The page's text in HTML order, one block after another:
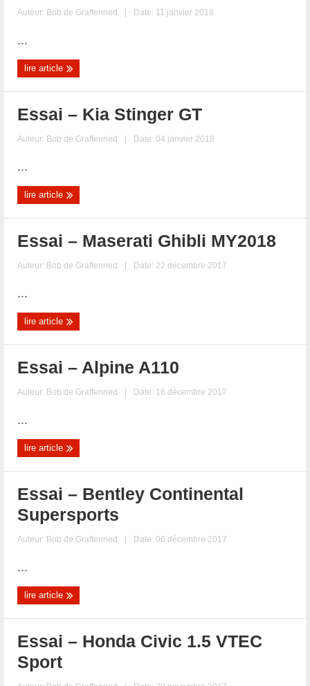
Auteur: Bob de Graffenried | Date: 11 janvier 2018
...
lire article
Essai – Kia Stinger GT
Auteur: Bob de Graffenried | Date: 04 janvier 2018
...
lire article
Essai – Maserati Ghibli MY2018
Auteur: Bob de Graffenried | Date: 22 décembre 2017
...
lire article
Essai – Alpine A110
Auteur: Bob de Graffenried | Date: 18 décembre 2017
...
lire article
Essai – Bentley Continental
Supersports
Auteur: Bob de Graffenried | Date: 06 décembre 2017
...
lire article
Essai – Honda Civic 1.5 VTEC
Sport